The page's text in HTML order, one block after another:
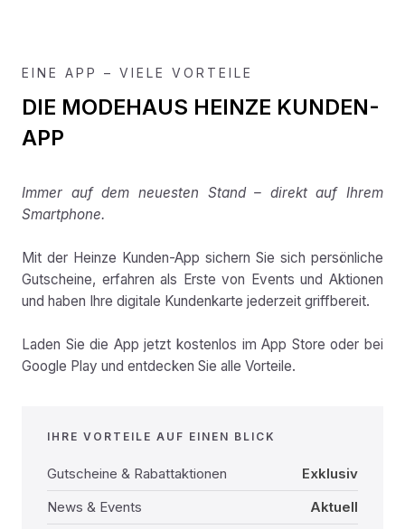
EINE APP – VIELE VORTEILE
DIE MODEHAUS HEINZE KUNDEN-
APP
Immer auf dem neuesten Stand – direkt auf Ihrem
Smartphone.
Mit der Heinze Kunden-App sichern Sie sich persönliche
Gutscheine, erfahren als Erste von Events und Aktionen
und haben Ihre digitale Kundenkarte jederzeit griffbereit.
Laden Sie die App jetzt kostenlos im App Store oder bei
Google Play und entdecken Sie alle Vorteile.
IHRE VORTEILE AUF EINEN BLICK
Gutscheine & Rabattaktionen
Exklusiv
News & Events
Aktuell